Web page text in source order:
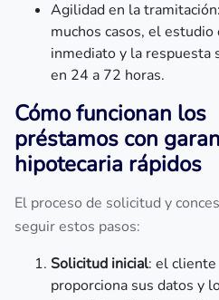
Agilidad en la
muchos casos, el estudio
inmediato y la respuesta
en 24 a 72 horas.
Cómo funcionan los
préstamos con
hipotecaria rápidos
El proceso de solicitud y
seguir estos pasos:
Solicitud inicial: el cliente
proporciona sus datos y